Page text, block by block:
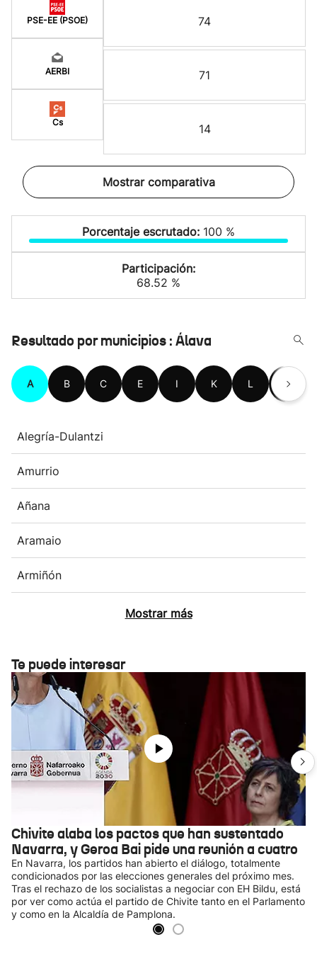
PSE-EE (PSOE)
AERBI
Cs
74
71
14
Mostrar comparativa
Porcentaje escrutado: 100 %
Participación:
68.52 %
Resultado por municipios : Álava
A B C E I K L M
Alegría-Dulantzi
Amurrio
Añana
Aramaio
Armiñón
Mostrar más
Te puede interesar
Chivite alaba los pactos que han sustentado
Navarra, y Geroa Bai pide una reunión a cuatro
En Navarra, los partidos han abierto el diálogo, totalmente
condicionados por las elecciones generales del próximo mes.
Tras el rechazo de los socialistas a negociar con EH Bildu, está
por ver como actúa el partido de Chivite tanto en el Parlamento
y como en la Alcaldía de Pamplona.